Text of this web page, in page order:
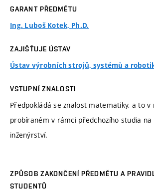
GARANT PŘEDMĚTU
Ing. Luboš Kotek, Ph.D.
ZAJIŠŤUJE ÚSTAV
Ústav výrobních strojů, systémů a
VSTUPNÍ ZNALOSTI
Předpokládá se znalost matematiky, a to v
probíraném v rámci předchozího studia
inženýrství.
ZPŮSOB ZAKONČENÍ PŘEDMĚTU A
STUDENTŮ